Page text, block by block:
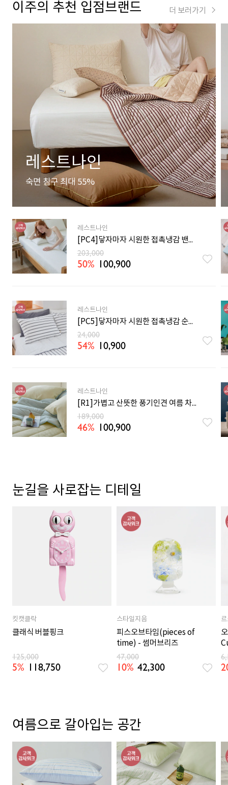
이주의 추천 입점브랜드 더 보러가기
레스트나인
숙면 침구 최대 55%
레스트나인
[PC4]닿자마자 시원한 접촉냉감 밴딩 여름 매트리스커버 SS/Q/K
203,000
50% 100,900
레스트나인
[PC5]닿자마자 시원한 접촉냉감 순면 체온조절 여름 베개커버 3컬러
24,000
54% 10,900
레스트나인
[R1]가볍고 산뜻한 풍기인견 여름 차렵이불 SS/Q 7컬러
189,000
46% 100,900
눈길을 사로잡는 디테일
킷캣클락
클래식 버블핑크
125,000
5% 118,750
스타일지음
피스오브타임(pieces of
time) - 썸머브리즈
47,000
10% 42,300
여름으로 갈아입는 공간